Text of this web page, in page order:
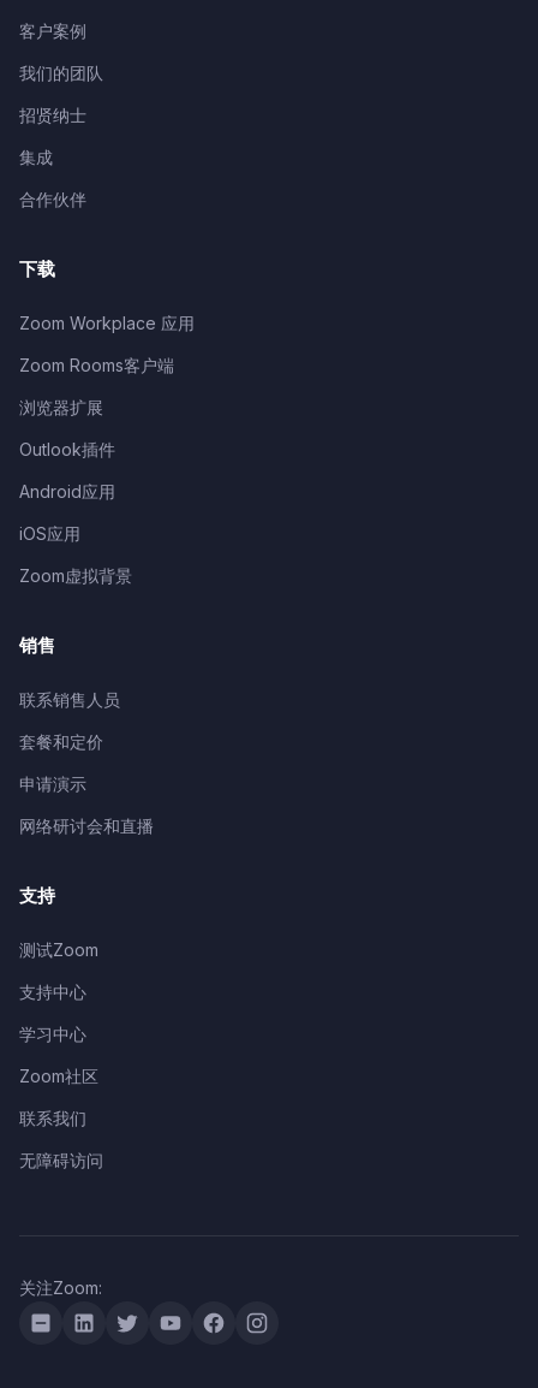
客户案例
我们的团队
招贤纳士
集成
合作伙伴
下载
Zoom Workplace 应用
Zoom Rooms客户端
浏览器扩展
Outlook插件
Android应用
iOS应用
Zoom虚拟背景
销售
联系销售人员
套餐和定价
申请演示
网络研讨会和直播
支持
测试Zoom
支持中心
学习中心
Zoom社区
联系我们
无障碍访问
关注Zoom: